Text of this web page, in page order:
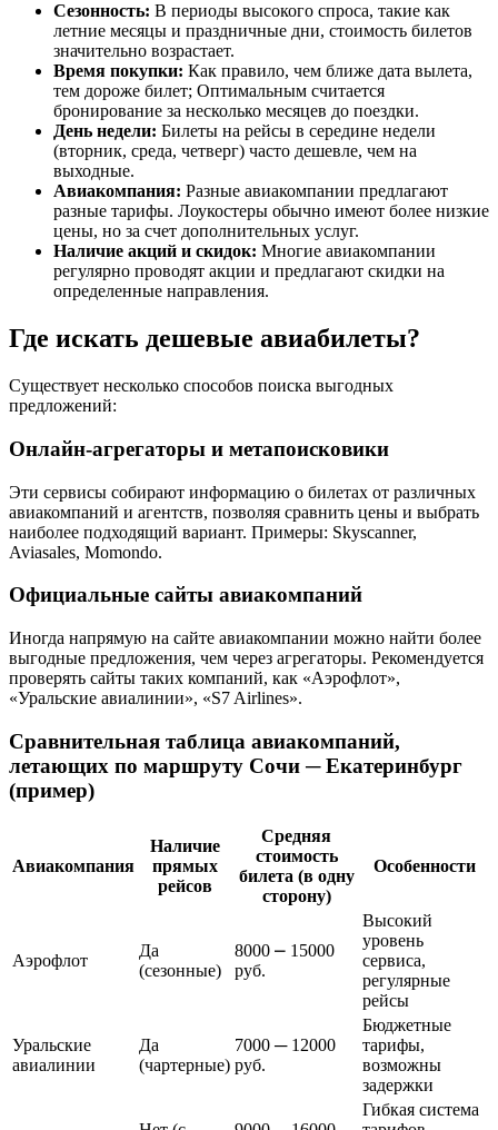
Сезонность: В периоды высокого спроса, такие как
летние месяцы и праздничные дни, стоимость билетов
значительно возрастает.
Время покупки: Как правило, чем ближе дата вылета,
тем дороже билет; Оптимальным считается
бронирование за несколько месяцев до поездки.
День недели: Билеты на рейсы в середине недели
(вторник, среда, четверг) часто дешевле, чем на
выходные.
Авиакомпания: Разные авиакомпании предлагают
разные тарифы. Лоукостеры обычно имеют более низкие
цены, но за счет дополнительных услуг.
Наличие акций и скидок: Многие авиакомпании
регулярно проводят акции и предлагают скидки на
определенные направления.
Где искать дешевые авиабилеты?
Существует несколько способов поиска выгодных
предложений:
Онлайн-агрегаторы и метапоисковики
Эти сервисы собирают информацию о билетах от различных
авиакомпаний и агентств, позволяя сравнить цены и выбрать
наиболее подходящий вариант. Примеры: Skyscanner,
Aviasales, Momondo.
Официальные сайты авиакомпаний
Иногда напрямую на сайте авиакомпании можно найти более
выгодные предложения, чем через агрегаторы. Рекомендуется
проверять сайты таких компаний, как «Аэрофлот»,
«Уральские авиалинии», «S7 Airlines».
Сравнительная таблица авиакомпаний,
летающих по маршруту Сочи ─ Екатеринбург
(пример)
Авиакомпания
Наличие
прямых
рейсов
Средняя
стоимость
билета (в одну
сторону)
Особенности
Аэрофлот
Да
(сезонные)
8000 ⎼ 15000
руб.
Высокий
уровень
сервиса,
регулярные
рейсы
Уральские
авиалинии
Да
(чартерные)
7000 ─ 12000
руб.
Бюджетные
тарифы,
возможны
задержки
Гибкая система